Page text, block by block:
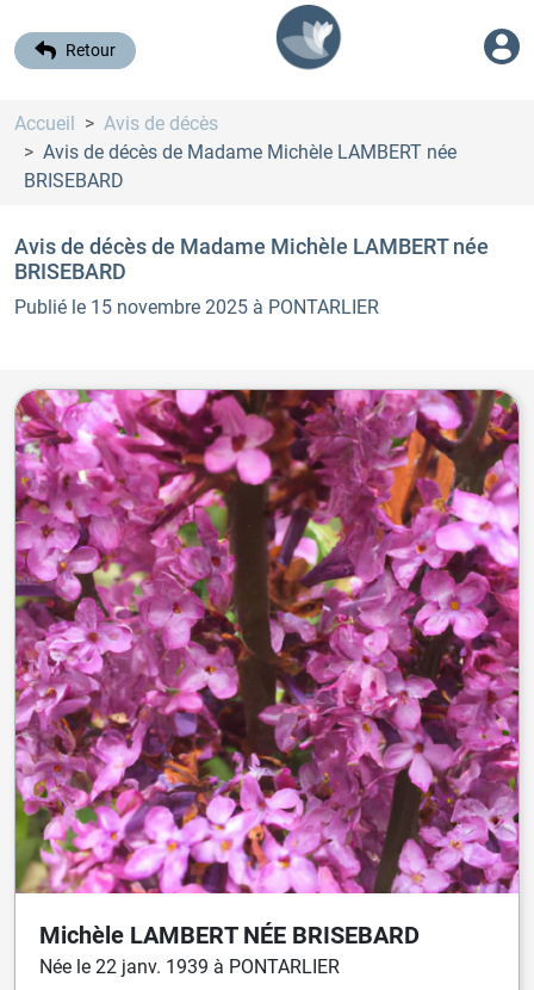
Retour
Accueil
Avis de décès
Avis de décès de Madame Michèle LAMBERT née
BRISEBARD
Avis de décès de Madame Michèle LAMBERTnée
BRISEBARD
Publié le 15 novembre 2025 à PONTARLIER
Michèle LAMBERT NÉE BRISEBARD
Née le 22 janv. 1939 à PONTARLIER